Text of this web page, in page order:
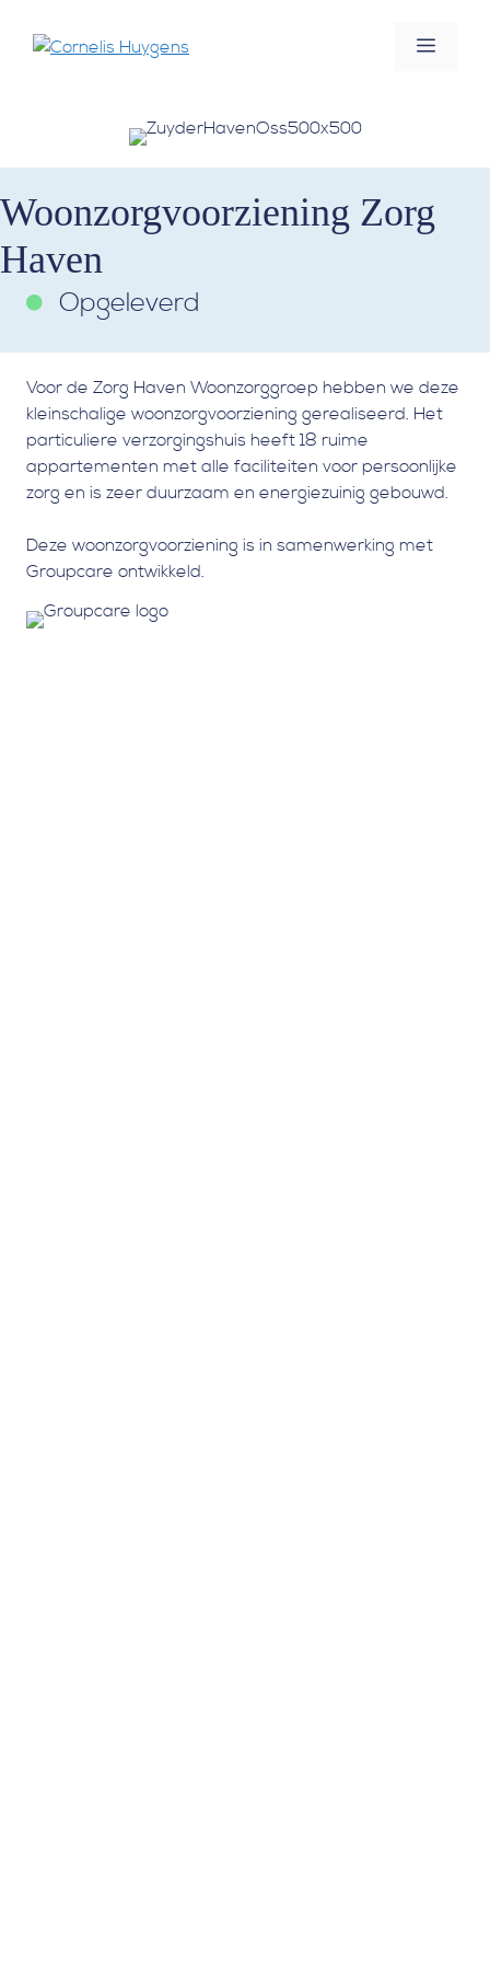
naar
Menu
Woonzorgvoorziening Zorg
Haven
Opgeleverd
Voor de Zorg Haven Woonzorggroep hebben we deze
kleinschalige woonzorgvoorziening gerealiseerd. Het
particuliere verzorgingshuis heeft 18 ruime
appartementen met alle faciliteiten voor persoonlijke
zorg en is zeer duurzaam en energiezuinig gebouwd.
Deze woonzorgvoorziening is in samenwerking met
Groupcare ontwikkeld.